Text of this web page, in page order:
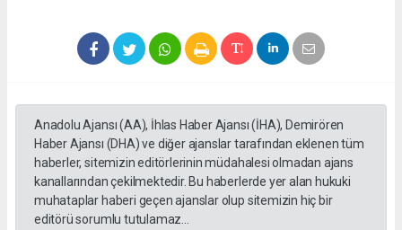
Anadolu Ajansı (AA), İhlas Haber Ajansı (İHA), Demirören
Haber Ajansı (DHA) ve diğer ajanslar tarafından eklenen tüm
haberler, sitemizin editörlerinin müdahalesi olmadan ajans
kanallarından çekilmektedir. Bu haberlerde yer alan hukuki
muhataplar haberi geçen ajanslar olup sitemizin hiç bir
editörü sorumlu tutulamaz...